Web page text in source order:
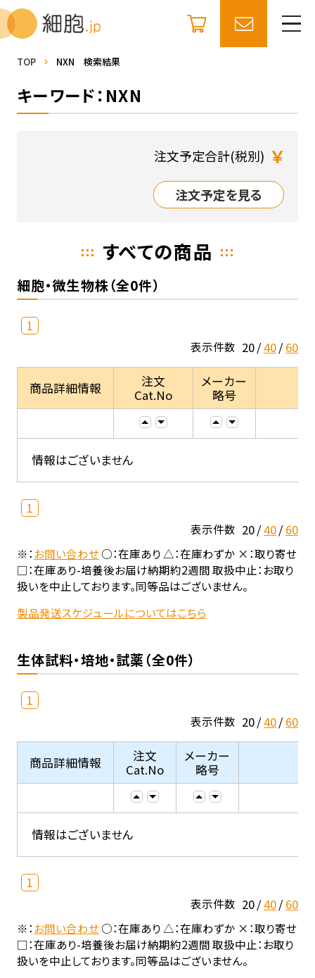
TOP NXN 検索結果
キーワード：NXN
注文予定合計(税別) ￥
注文予定を見る
すべての商品
細胞・微生物株（全0件）
1
表示件数 20 40 60
商品詳細情報
注文
Cat.No
メーカー
略号
情報はございません
1
表示件数 20 40 60
※：お問い合わせ○：在庫あり △：在庫わずか ×：取り寄せ
□：在庫あり-培養後お届け納期約2週間 取扱中止：お取り
扱いを中止しております。同等品はございません。
製品発送スケジュールについてはこちら
生体試料・培地・試薬（全0件）
1
表示件数 20 40 60
商品詳細情報
注文
Cat.No
メーカー
略号
情報はございません
1
表示件数 20 40 60
※：お問い合わせ○：在庫あり △：在庫わずか ×：取り寄せ
□：在庫あり-培養後お届け納期約2週間 取扱中止：お取り
扱いを中止しております。同等品はございません。